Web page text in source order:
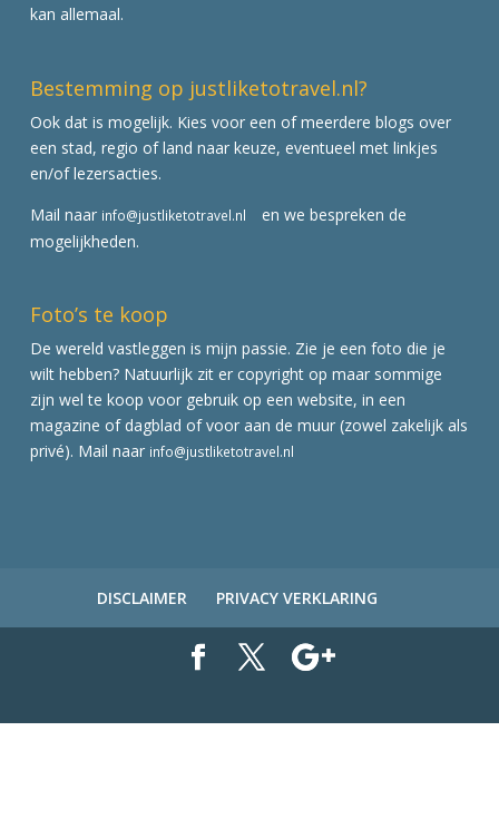
kan allemaal.
Bestemming op justliketotravel.nl?
Ook dat is mogelijk. Kies voor een of meerdere blogs over
een stad, regio of land naar keuze, eventueel met linkjes
en/of lezersacties.
Mail naar info@justliketotravel.nl
en we bespreken de
mogelijkheden.
Foto’s te koop
De wereld vastleggen is mijn passie. Zie je een foto die je
wilt hebben? Natuurlijk zit er copyright op maar sommige
zijn wel te koop voor gebruik op een website, in een
magazine of dagblad of voor aan de muur (zowel zakelijk als
privé). Mail naar info@justliketotravel.nl
DISCLAIMER PRIVACY VERKLARING